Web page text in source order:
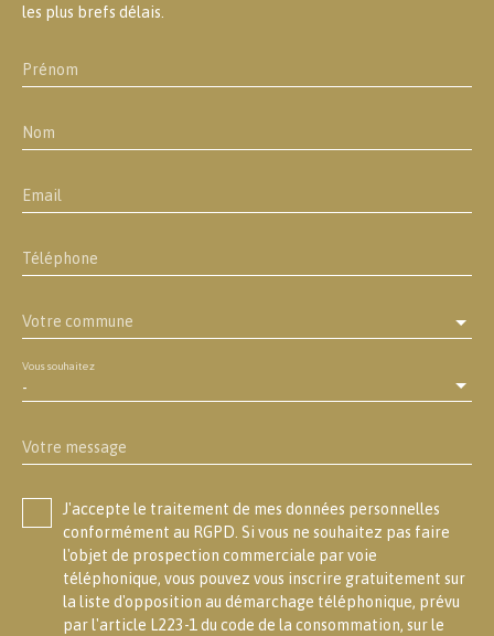
les plus brefs délais.
Prénom
Nom
Email
Téléphone
Votre commune
-
Vous souhaitez
Votre message
J'accepte le traitement de mes données personnelles
conformément au RGPD. Si vous ne souhaitez pas faire
l'objet de prospection commerciale par voie
téléphonique, vous pouvez vous inscrire gratuitement sur
la liste d'opposition au démarchage téléphonique, prévu
par l'article L223-1 du code de la consommation, sur le